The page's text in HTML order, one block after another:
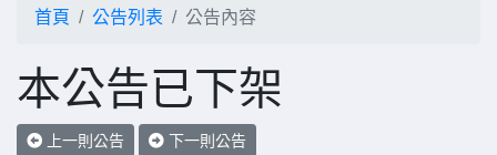
首頁 公告列表 公告內容
本公告已下架
上一則公告 下一則公告